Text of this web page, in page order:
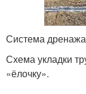
Система дренажа
Схема укладки
«ёлочку».